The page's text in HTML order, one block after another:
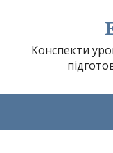
Конспекти